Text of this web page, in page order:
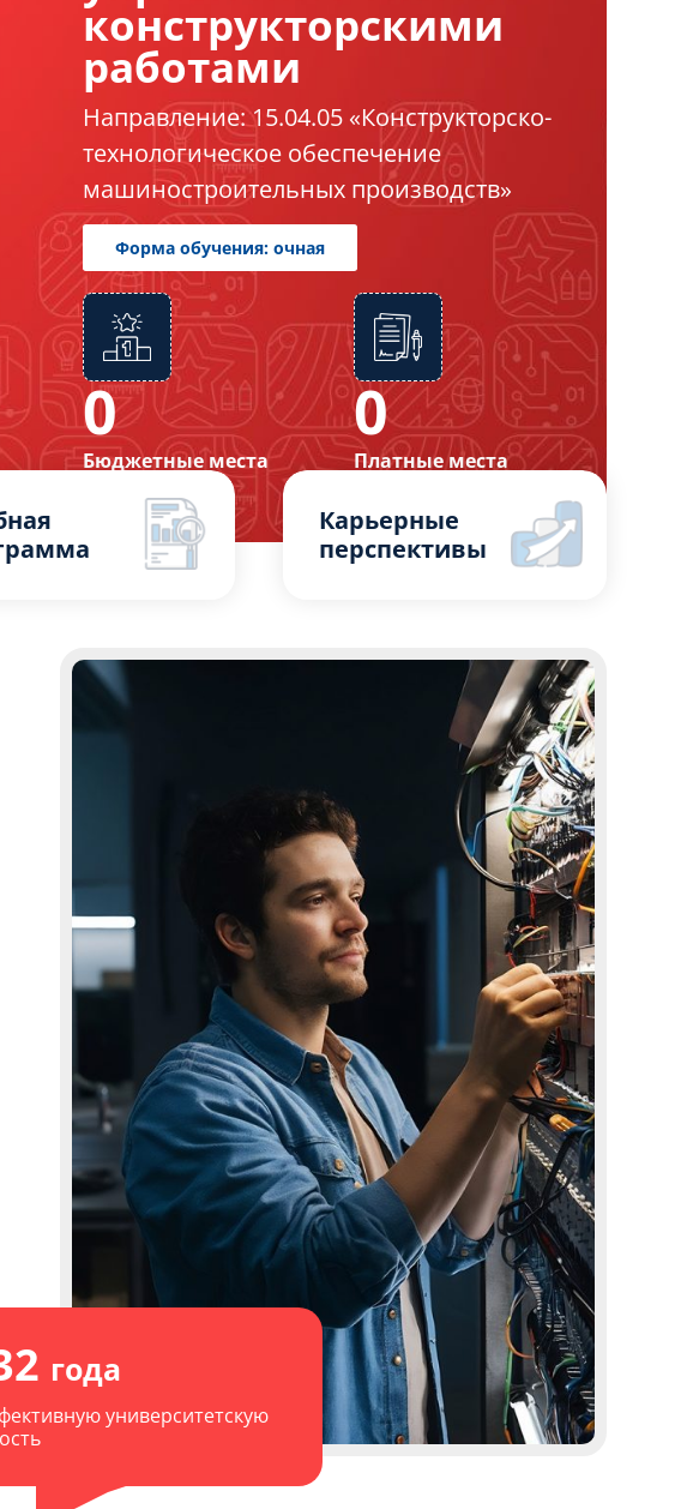
конструкторскими
работами
Направление: 15.04.05 «Конструкторско-
технологическое обеспечение
машиностроительных производств»
Форма обучения: очная
0
Бюджетные места
0
Платные места
Карьерные
перспективы
года
университетскую